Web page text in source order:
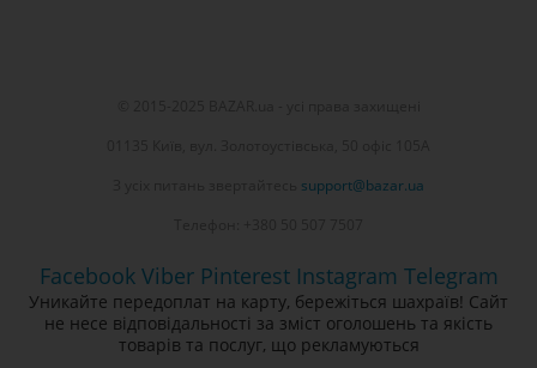
support@bazar.ua
Facebook Viber Pinterest Instagram Telegram
Уникайте передоплат на карту, бережіться шахраїв! Сайт
не несе відповідальності за зміст оголошень та якість
товарів та послуг, що рекламуються